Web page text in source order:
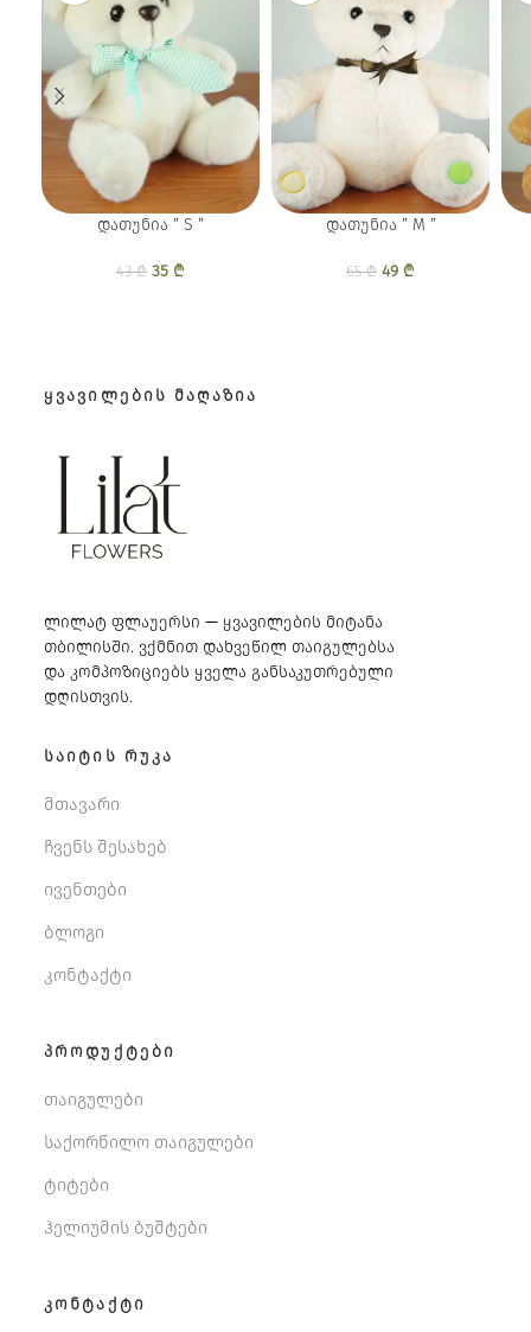
დათუნია ” S ”
43₾ Original price
35 ₾
დათუნია ” M ”
65₾ Original price
49 ₾
ᲧᲕᲐᲕᲘᲚᲔᲑᲘᲡ ᲛᲐᲦᲐᲖᲘᲐ
ლილატ ფლაუერსი — ყვავილების მიტანა
თბილისში. ვქმნით დახვეწილ თაიგულებსა
და კომპოზიციებს ყველა განსაკუთრებული
დღისთვის.
ᲡᲐᲘᲢᲘᲡ ᲠᲣᲙᲐ
მთავარი
ჩვენს შესახებ
ივენთები
ბლოგი
კონტაქტი
ᲞᲠᲝᲓᲣᲥᲢᲔᲑᲘ
თაიგულები
საქორწილო თაიგულები
ტიტები
ჰელიუმის ბუშტები
ᲙᲝᲜᲢᲐᲥᲢᲘ